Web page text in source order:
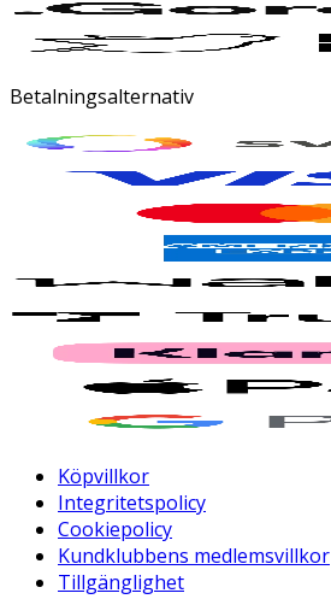
Betalningsalternativ
Köpvillkor
Integritetspolicy
Cookiepolicy
Kundklubbens medlemsvillkor
Tillgänglighet